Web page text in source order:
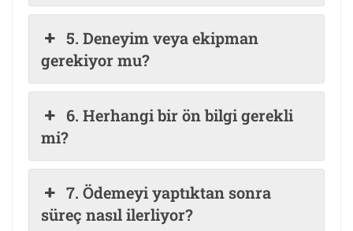
5. Deneyim veya ekipman
gerekiyor mu?
6. Herhangi bir ön bilgi gerekli
mi?
7. Ödemeyi yaptıktan sonra
süreç nasıl ilerliyor?